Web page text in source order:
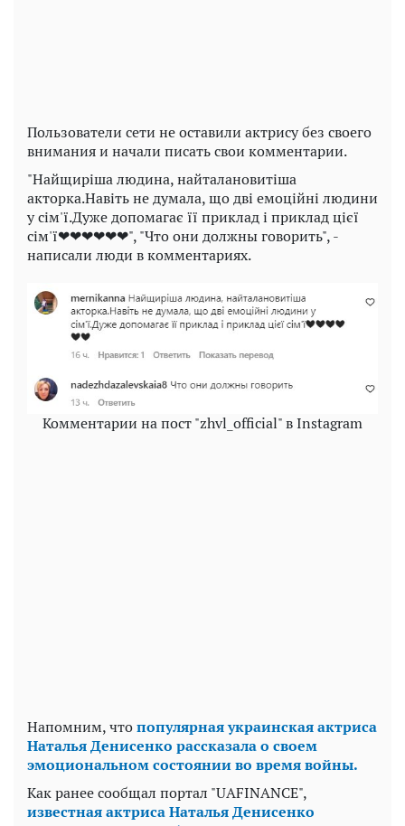
Пользователи сети не оставили актрису без своего
внимания и начали писать свои комментарии.
"Найщиріша людина, найталановитіша
акторка.Навіть не думала, що дві емоційні людини
у сім'ї.Дуже допомагає її приклад і приклад цієї
сім'ї❤❤❤❤❤❤", "Что они должны говорить", -
написали люди в комментариях.
Комментарии на пост "zhvl_official" в Instagram
Напомним, чтопопулярная украинская актриса
Наталья Денисенко рассказала о своем
эмоциональном состоянии во время войны.
Как ранее сообщал портал "UAFINANCE",
известная актриса Наталья Денисенко